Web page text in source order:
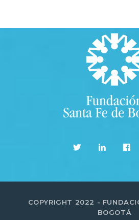
COPYRIGHT 2022 -
BOGOTÁ